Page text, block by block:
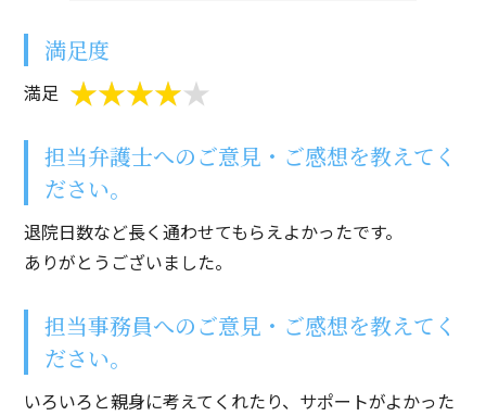
満足度
満足
担当弁護士へのご意見・ご感想を教えてく
ださい。
退院日数など長く通わせてもらえよかったです。
ありがとうございました。
担当事務員へのご意見・ご感想を教えてく
ださい。
いろいろと親身に考えてくれたり、サポートがよかった